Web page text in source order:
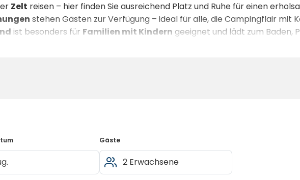
Zelt reisen – hier finden Sie ausreichend Platz und Ruhe für einen
stehen Gästen zur Verfügung – ideal für alle, die Campingflair mit
ist besonders für Familien mit Kindern geeignet und lädt zum Baden,
Waldsee ist ein Rückzugsort, der sowohl für
Gäste